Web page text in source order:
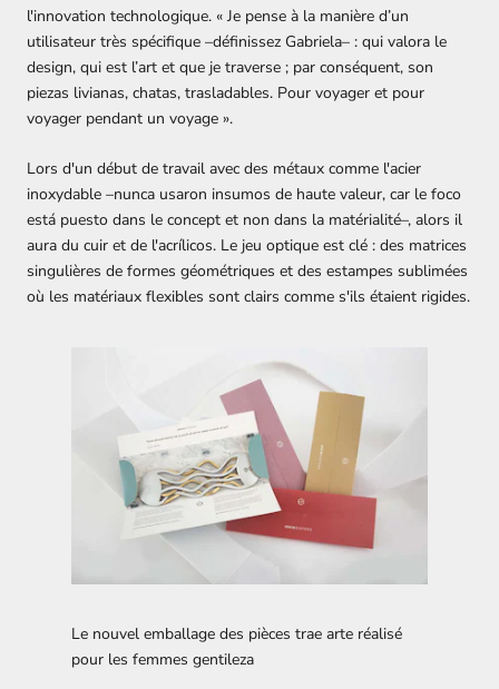
l'innovation technologique. « Je pense à la manière d’un
utilisateur très spécifique –définissez Gabriela– : qui valora le
design, qui est l’art et que je traverse ; par conséquent, son
piezas livianas, chatas, trasladables. Pour voyager et pour
voyager pendant un voyage ».
Lors d'un début de travail avec des métaux comme l'acier
inoxydable –nunca usaron insumos de haute valeur, car le foco
está puesto dans le concept et non dans la matérialité–, alors il
aura du cuir et de l'acrílicos. Le jeu optique est clé : des matrices
singulières de formes géométriques et des estampes sublimées
où les matériaux flexibles sont clairs comme s'ils étaient rigides.
Le nouvel emballage des pièces trae arte réalisé
pour les femmes gentileza